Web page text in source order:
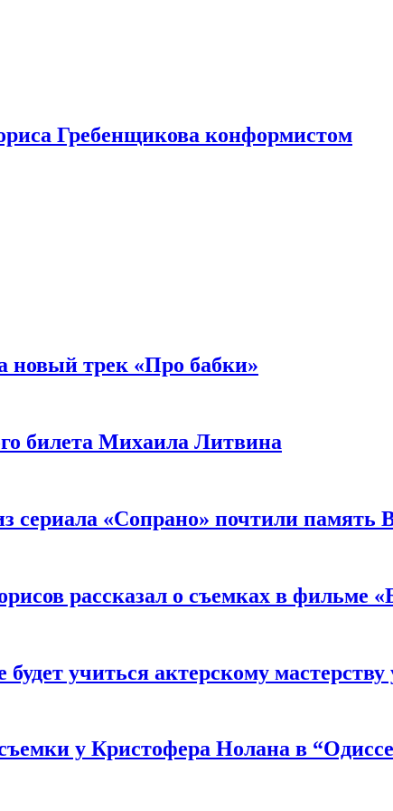
Гребенщикова конформистом
новый трек «Про бабки»
билета Михаила Литвина
«Сопрано» почтили память
рассказал о съемках в фильме
учиться актерскому
у Кристофера Нолана в